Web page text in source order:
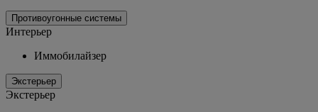
Противоугонные системы
Интерьер
Иммобилайзер
Экстерьер
Экстерьер